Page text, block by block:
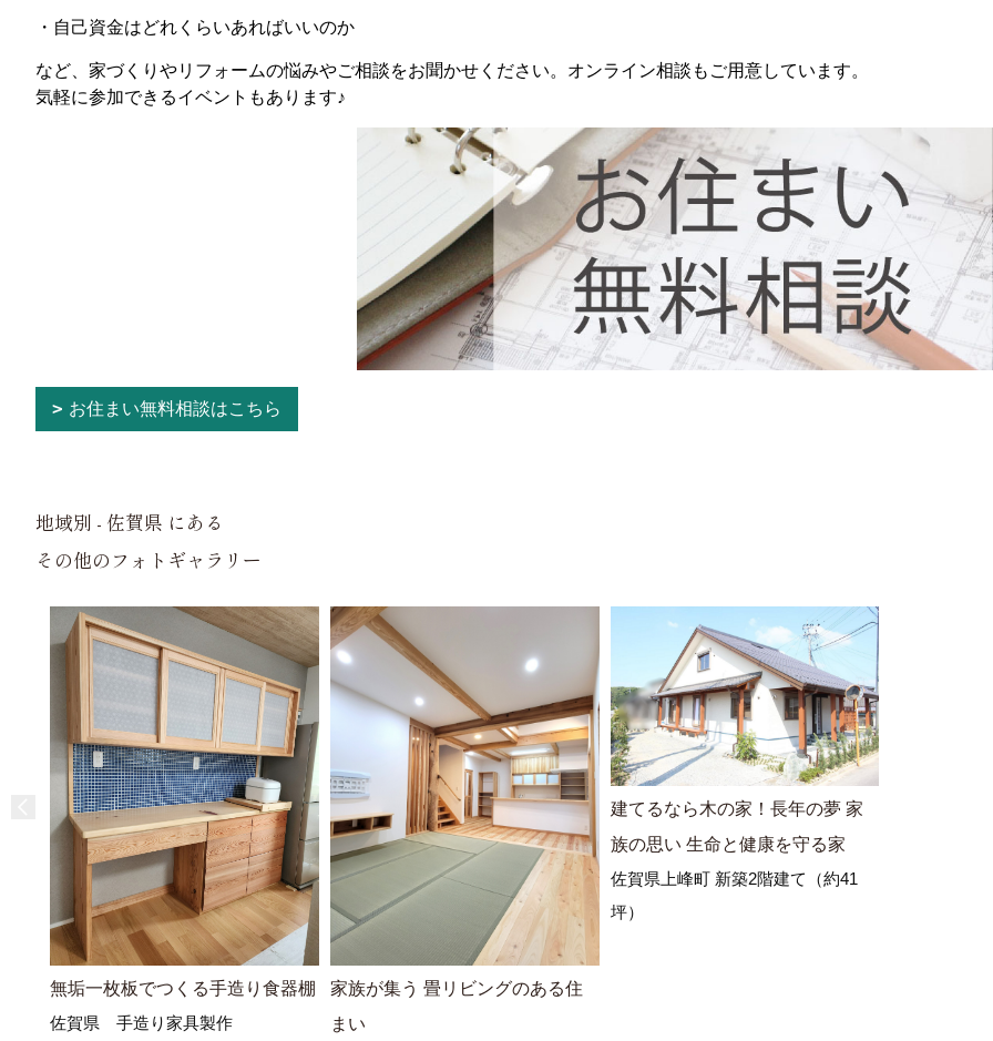
・自己資金はどれくらいあればいいのか
など、家づくりやリフォームの悩みやご相談をお聞かせください。オンライン相談もご用意しています。
気軽に参加できるイベントもあります♪
お住まい無料相談はこちら
地域別 - 佐賀県 にある
その他のフォトギャラリー
無垢一枚板でつくる手造り食器棚
佐賀県 手造り家具製作
家族が集う 畳リビングのある住
まい
建てるなら木の家！長年の夢 家
族の思い 生命と健康を守る家
佐賀県上峰町 新築2階建て（約41
坪）